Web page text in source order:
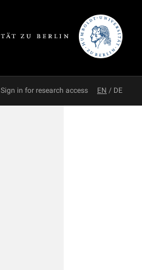
Sign in for research access EN / DE